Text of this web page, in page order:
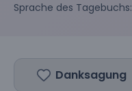
Sprache des Tagebuchs:
Danksagung